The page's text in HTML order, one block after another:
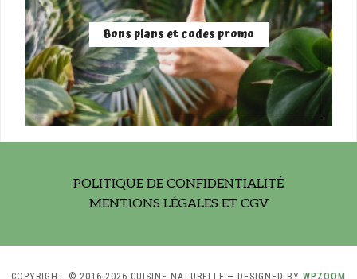
Bons plans et codes promo
POLITIQUE DE CONFIDENTIALITÉ
MENTIONS LÉGALES ET CGV
COPYRIGHT © 2016-2026 CUISINE NATURELLE — DESIGNED BY WPZOOM